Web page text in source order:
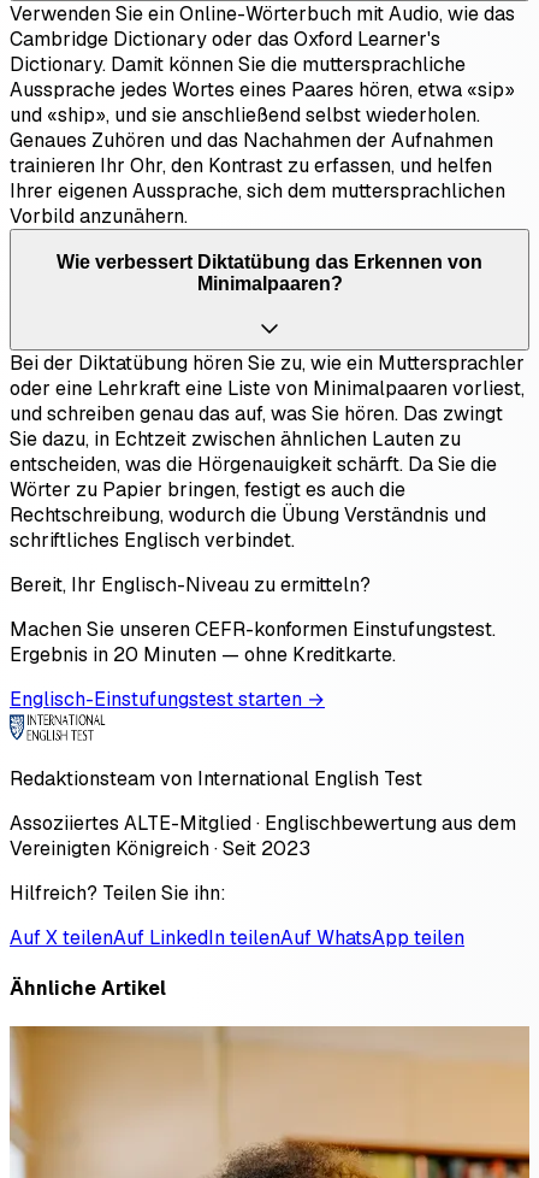
Verwenden Sie ein Online-Wörterbuch mit Audio, wie das
Cambridge Dictionary oder das Oxford Learner's
Dictionary. Damit können Sie die muttersprachliche
Aussprache jedes Wortes eines Paares hören, etwa «sip»
und «ship», und sie anschließend selbst wiederholen.
Genaues Zuhören und das Nachahmen der Aufnahmen
trainieren Ihr Ohr, den Kontrast zu erfassen, und helfen
Ihrer eigenen Aussprache, sich dem muttersprachlichen
Vorbild anzunähern.
Wie verbessert Diktatübung das Erkennen von
Minimalpaaren?
Bei der Diktatübung hören Sie zu, wie ein Muttersprachler
oder eine Lehrkraft eine Liste von Minimalpaaren vorliest,
und schreiben genau das auf, was Sie hören. Das zwingt
Sie dazu, in Echtzeit zwischen ähnlichen Lauten zu
entscheiden, was die Hörgenauigkeit schärft. Da Sie die
Wörter zu Papier bringen, festigt es auch die
Rechtschreibung, wodurch die Übung Verständnis und
schriftliches Englisch verbindet.
Bereit, Ihr Englisch-Niveau zu ermitteln?
Machen Sie unseren CEFR-konformen Einstufungstest.
Ergebnis in 20 Minuten — ohne Kreditkarte.
Englisch-Einstufungstest starten →
Redaktionsteam von International English Test
Assoziiertes ALTE-Mitglied · Englischbewertung aus dem
Vereinigten Königreich · Seit 2023
Hilfreich? Teilen Sie ihn:
Auf X teilenAuf LinkedIn teilenAuf WhatsApp teilen
Ähnliche Artikel